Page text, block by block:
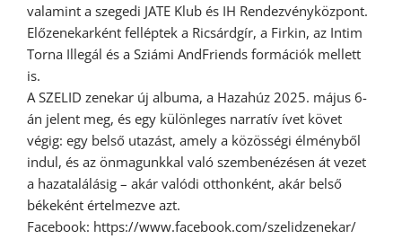
valamint a szegedi JATE Klub és IH Rendezvényközpont.
Előzenekarként felléptek a Ricsárdgír, a Firkin, az Intim
Torna Illegál és a Sziámi AndFriends formációk mellett
is.
A SZELID zenekar új albuma, a Hazahúz 2025. május 6-
án jelent meg, és egy különleges narratív ívet követ
végig: egy belső utazást, amely a közösségi élményből
indul, és az önmagunkkal való szembenézésen át vezet
a hazatalálásig – akár valódi otthonként, akár belső
békeként értelmezve azt.
Facebook: https://www.facebook.com/szelidzenekar/